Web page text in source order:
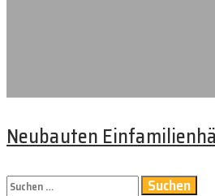
Neubauten
Suchen